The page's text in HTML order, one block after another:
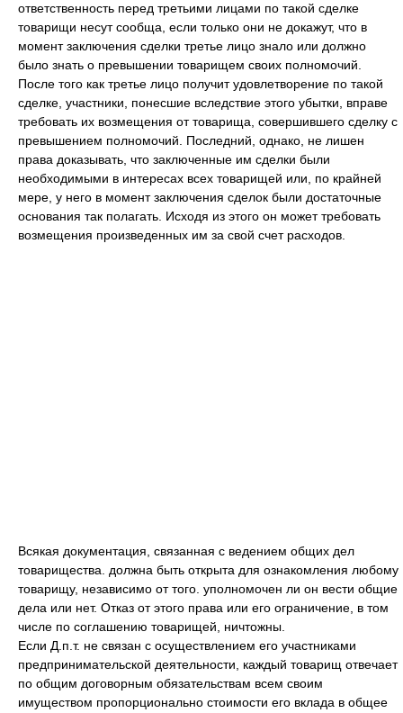
ответственность перед третьими лицами по такой сделке
товарищи несут сообща, если только они не докажут, что в
момент заключения сделки третье лицо знало или должно
было знать о превышении товарищем своих полномочий.
После того как третье лицо получит удовлетворение по такой
сделке, участники, понесшие вследствие этого убытки, вправе
требовать их возмещения от товарища, совершившего сделку с
превышением полномочий. Последний, однако, не лишен
права доказывать, что заключенные им сделки были
необходимыми в интересах всех товарищей или, по крайней
мере, у него в момент заключения сделок были достаточные
основания так полагать. Исходя из этого он может требовать
возмещения произведенных им за свой счет расходов.
Всякая документация, связанная с ведением общих дел
товарищества. должна быть открыта для ознакомления любому
товарищу, независимо от того. уполномочен ли он вести общие
дела или нет. Отказ от этого права или его ограничение, в том
числе по соглашению товарищей, ничтожны.
Если Д.п.т. не связан с осуществлением его участниками
предпринимательской деятельности, каждый товарищ отвечает
по общим договорным обязательствам всем своим
имуществом пропорционально стоимости его вклада в общее